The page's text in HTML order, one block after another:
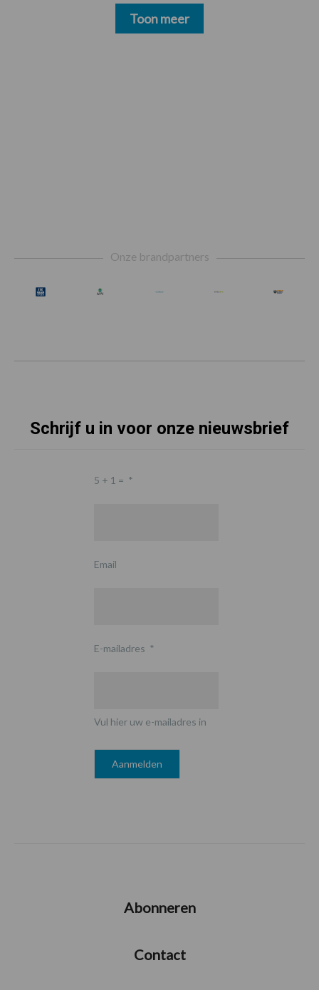
Toon meer
Onze brandpartners
Schrijf u in voor onze nieuwsbrief
5 + 1 = *
Email
E-mailadres *
Vul hier uw e-mailadres in
Abonneren
Contact